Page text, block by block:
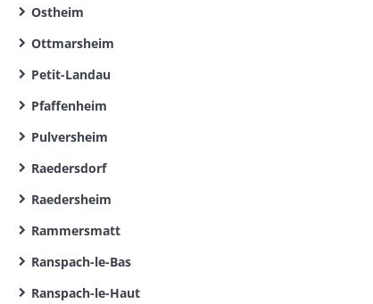
Ostheim
Ottmarsheim
Petit-Landau
Pfaffenheim
Pulversheim
Raedersdorf
Raedersheim
Rammersmatt
Ranspach-le-Bas
Ranspach-le-Haut